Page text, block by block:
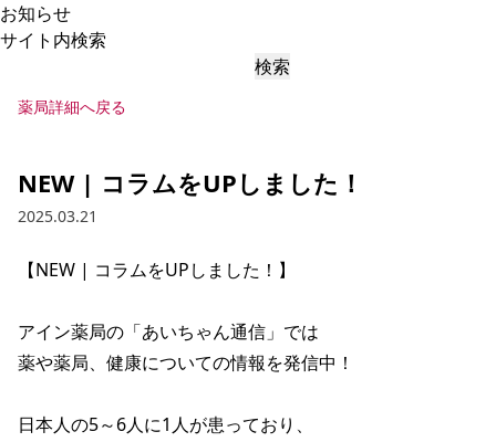
お知らせ
サイト内検索
検索
薬局詳細へ戻る
NEW | コラムをUPしました！
2025.03.21
【NEW | コラムをUPしました！】
アイン薬局の「あいちゃん通信」では
薬や薬局、健康についての情報を発信中！
日本人の5～6人に1人が患っており、